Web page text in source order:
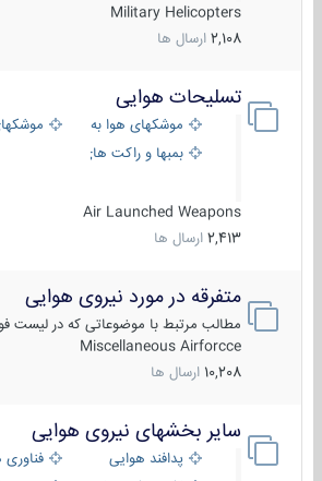
Military Helicopters
2,108 ارسال ها
تسلیحات هوایی
موشکهای هوا به هوا
موشکهای
بمبها و راکت های هوایی
Air Launched Weapons
2,413 ارسال ها
متفرقه در مورد نیروی هوایی
مطالب مرتبط با موضوعاتی که در لیست فوق
Miscellaneous Airforcce
10,208 ارسال ها
سایر بخشهای نیروی هوایی
پدافند هوایی
فناوری